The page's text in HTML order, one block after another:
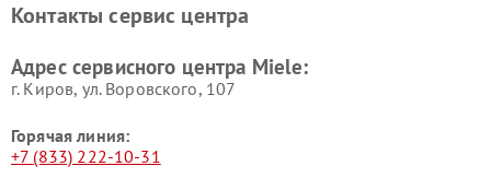
Miele
Miele
пылесосов Miele
Контакты сервис центра
Адрес сервисного центра Miele:
г. Киров, ул. Воровского, 107
Горячая линия:
+7 (833) 222-10-31